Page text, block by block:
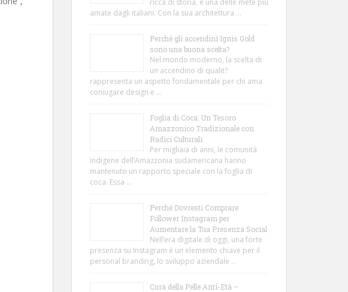
ricca di storia, è una delle mete più
amate dagli italiani. Con la sua architettura …
Perché gli accendini Ignis Gold
sono una buona scelta?
Nel mondo moderno, la scelta di
un accendino di qualit?
rappresenta un aspetto fondamentale per chi ama
coniugare design e …
Foglia di Coca: Un Tesoro
Amazzonico Tradizionale con
Radici Culturali
Per migliaia di anni, le comunità
indigene dell’Amazzonia sudamericana hanno
mantenuto un rapporto speciale con la foglia di
coca. Essa …
Perché Dovresti Comprare
Follower Instagram per
Aumentare la Tua Presenza Social
Nell’era digitale di oggi, una forte
presenza su Instagram è un elemento chiave per il
personal branding, lo sviluppo aziendale …
Cura della Pelle Anti-Età –